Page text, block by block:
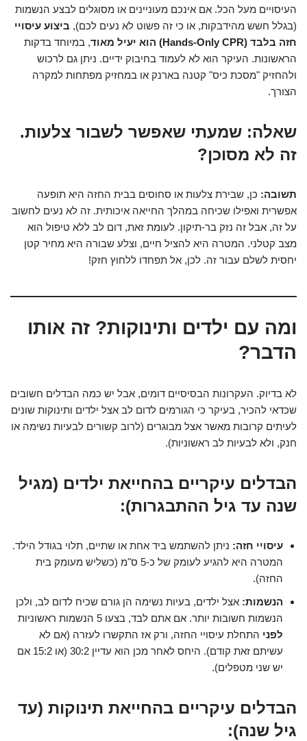
העיסויים מעל הכל. אם אינכם מעוניינים או מסוגלים לבצע הנשמות
(בגלל חשש מהידבקות, או כי זה פשוט לא נעים לכם), ביצוע עיסויי
חזה בלבד (Hands-Only CPR) הוא יעיל מאוד
, במיוחד בדקות
הראשונות. העיקר הוא לא לעמוד בחיבוק ידיים. ניתן גם לרכוש
ולהחזיק "מסכת כיס" קטנה בארנק או במחזיק מפתחות למקרה
הצורך.
שאלה: שמעתי שאפשר לשבור צלעות.
זה לא מסוכן?
תשובה: כן, שבירת צלעות או סחוסים בבית החזה היא תופעה
אפשרית ואפילו שכיחה במהלך החייאה איכותית. זה לא נעים לחשוב
על זה, אבל זה נזק בר-תיקון. לעומת זאת, דום לב ללא טיפול הוא
מצב קטלני. המטרה היא להציל חיים, וצלע שבורה היא מחיר קטן
יחסית לשלם עבור זה. לכן, אל תפחדו ללחוץ חזק!
ומה עם ילדים ותינוקות? זה אותו
הדבר?
לא בדיוק. העקרונות הבסיסיים דומים, אבל יש כמה הבדלים חשובים
שכדאי להכיר, בעיקר כי הגורמים לדום לב אצל ילדים ותינוקות שונים
לעיתים קרובות מאשר אצל מבוגרים (לרוב קשורים לבעיות נשימה או
חנק, ולא לבעיות לב ראשוניות).
הבדלים עיקריים בהחייאת ילדים (מגיל
שנה עד גיל ההתבגרות):
עיסויי חזה: ניתן להשתמש ביד אחת או שתיים, תלוי בגודל הילד.
המטרה היא להגיע לעומק של כ-5 ס"מ (כשליש מעומק בית
החזה).
הנשמות: אצל ילדים, בעיות נשימה הן גורם שכיח לדום לב, ולכן
הנשמות חשובות יותר. אם אתם לבד, בצעו 5 הנשמות ראשוניות
לפני התחלת עיסויי החזה, ורק אז התקשרו לעזרה (אם לא
עשיתם זאת קודם). היחס לאחר מכן הוא עדיין 30:2 (או 15:2 אם
יש שני מטפלים).
הבדלים עיקריים בהחייאת תינוקות (עד
גיל שנה):